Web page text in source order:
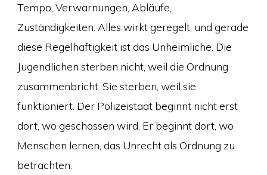
Tempo, Verwarnungen, Abläufe,
Zuständigkeiten. Alles wirkt geregelt, und gerade
diese Regelhaftigkeit ist das Unheimliche. Die
Jugendlichen sterben nicht, weil die Ordnung
zusammenbricht. Sie sterben, weil sie
funktioniert. Der Polizeistaat beginnt nicht erst
dort, wo geschossen wird. Er beginnt dort, wo
Menschen lernen, das Unrecht als Ordnung zu
betrachten.